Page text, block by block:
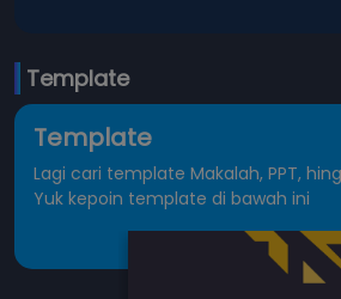
Template
Template
Lagi cari template Makalah, PPT,
Yuk kepoin template di bawah ini